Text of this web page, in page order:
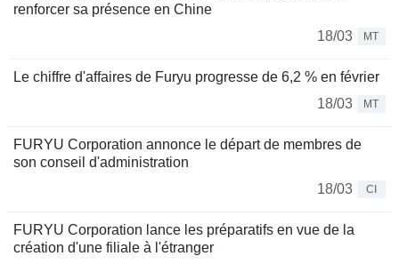
renforcer sa présence en Chine
18/03
MT
Le chiffre d'affaires de Furyu progresse de 6,2 % en février
18/03
MT
FURYU Corporation annonce le départ de membres de
son conseil d'administration
18/03
CI
FURYU Corporation lance les préparatifs en vue de la
création d'une filiale à l'étranger